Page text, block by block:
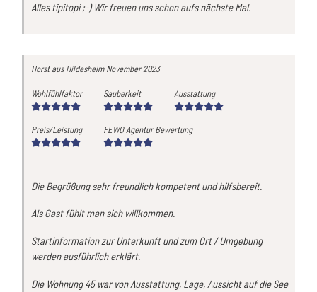
Alles tipitopi ;-) Wir freuen uns schon aufs nächste Mal.
Horstaus Hildesheim November 2023
Wohlfühlfaktor Sauberkeit Ausstattung
Preis/Leistung FEWO Agentur Bewertung
Die Begrüßung sehr freundlich kompetent und hilfsbereit.
Als Gast fühlt man sich willkommen.
Startinformation zur Unterkunft und zum Ort / Umgebung
werden ausführlich erklärt.
Die Wohnung 45 war von Ausstattung, Lage, Aussicht auf die See